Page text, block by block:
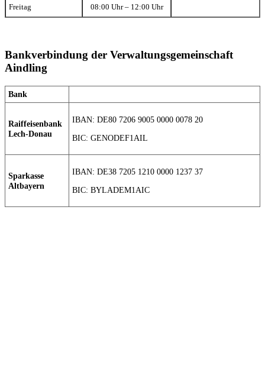
Freitag 08:00 Uhr – 12:00 Uhr
Bankverbindung der Verwaltungsgemeinschaft
Aindling
Bank
Raiffeisenbank
Lech-Donau
IBAN: DE80 7206 9005 0000 0078 20
BIC: GENODEF1AIL
Sparkasse
Altbayern
IBAN: DE38 7205 1210 0000 1237 37
BIC: BYLADEM1AIC